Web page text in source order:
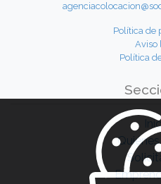
Política de
Aviso
Política